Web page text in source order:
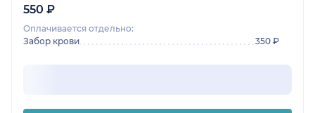
550 ₽
Оплачивается отдельно:
Забор крови
350 ₽